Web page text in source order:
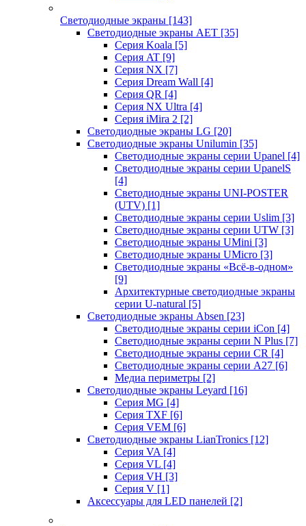
Светодиодные экраны [143]
Светодиодные экраны AET [35]
Cерия Koala [5]
Серия AT [9]
Серия NX [7]
Серия Dream Wall [4]
Серия QR [4]
Серия NX Ultra [4]
Серия iMira 2 [2]
Светодиодные экраны LG [20]
Светодиодные экраны Unilumin [35]
Светодиодные экраны серии Upanel [4]
Светодиодные экраны серии UpanelS
[4]
Светодиодные экраны UNI-POSTER
(UTV) [1]
Светодиодные экраны серии Uslim [3]
Светодиодные экраны серии UTW [3]
Светодиодные экраны UMini [3]
Светодиодные экраны UMicro [3]
Светодиодные экраны «Всё-в-одном»
[9]
Архитектурные светодиодные экраны
серии U-natural [5]
Светодиодные экраны Absen [23]
Светодиодные экраны серии iCon [4]
Светодиодные экраны серии N Plus [7]
Светодиодные экраны серии CR [4]
Светодиодные экраны серии А27 [6]
Медиа периметры [2]
Светодиодные экраны Leyard [16]
Серия MG [4]
Серия TXF [6]
Серия VEM [6]
Светодиодные экраны LianTronics [12]
Серия VA [4]
Серия VL [4]
Серия VH [3]
Серия V [1]
Аксессуары для LED панелей [2]